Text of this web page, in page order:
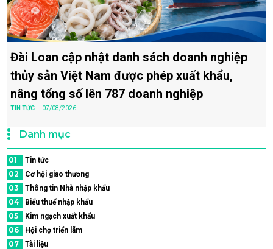
Đài Loan cập nhật danh sách doanh nghiệp
thủy sản Việt Nam được phép xuất khẩu,
nâng tổng số lên 787 doanh nghiệp
TIN TỨC - 07/08/2026
Danh mục
01 Tin tức
02 Cơ hội giao thương
03 Thông tin Nhà nhập khẩu
04 Biểu thuế nhập khẩu
05 Kim ngạch xuất khẩu
06 Hội chợ triển lãm
07 Tài liệu